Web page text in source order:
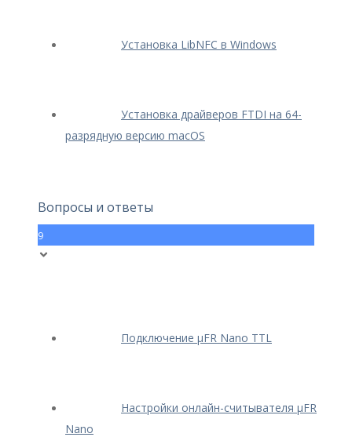
Установка LibNFC в Windows
Установка драйверов FTDI на 64-
разрядную версию macOS
Вопросы и ответы
9
Подключение μFR Nano TTL
Настройки онлайн-считывателя μFR
Nano